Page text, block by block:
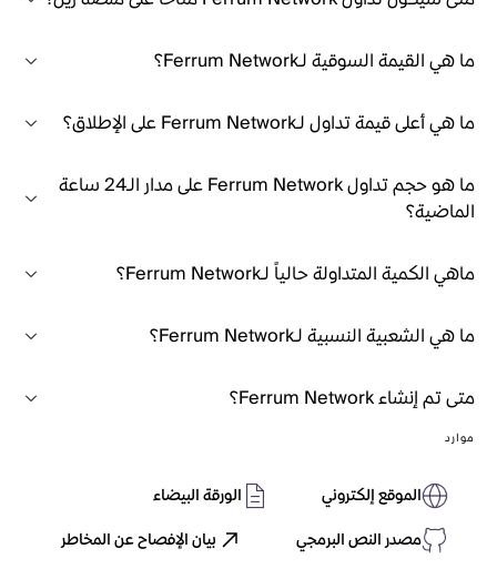
ما هي القيمة السوقية لـFerrum Network؟
ما هي أعلى قيمة تداول لـFerrum Network على الإطلاق؟
ما هو حجم تداول Ferrum Network على مدار الـ24 ساعة
الماضية؟
ماهي الكمية المتداولة حالياً لـFerrum Network؟
ما هي الشعبية النسبية لـFerrum Network؟
متى تم إنشاء Ferrum Network؟
موارد
الموقع إلكتروني
الورقة البيضاء
مصدر النص البرمجي
بيان الإفصاح عن المخاطر